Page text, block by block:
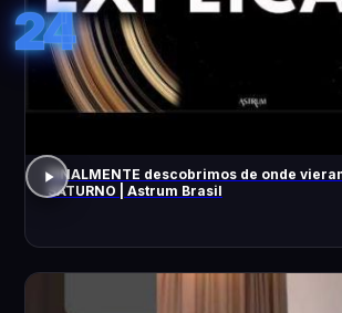
24
FINALMENTE descobrimos de onde
SATURNO | Astrum Brasil